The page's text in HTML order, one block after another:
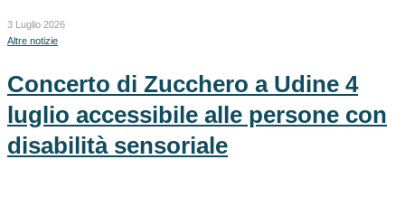
3 Luglio 2026
Altre notizie
Concerto di Zucchero a Udine 4
luglio accessibile alle persone con
disabilità sensoriale